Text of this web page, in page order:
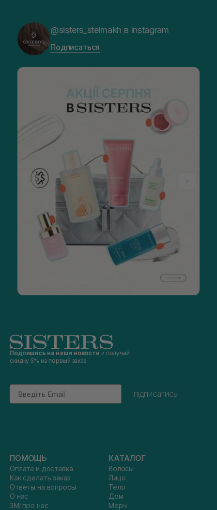
@sisters_stelmakh в Instagram
Подписаться
Подпишись на наши новости и получай
скидку 5% на первый заказ
Email
підписатись
ПОМОЩЬ
Оплата и доставка
Как сделать заказ
Ответы на вопросы
О нас
ЗМІ про нас
КАТАЛОГ
Волосы
Лицо
Тело
Дом
Мерч